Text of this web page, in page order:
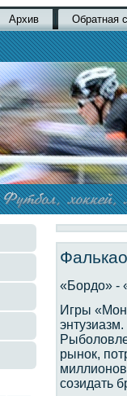
Архив Обратная
«Бордо» -
Игры
рынок,
созидать